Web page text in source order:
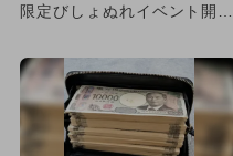
限定びしょぬれイベント開